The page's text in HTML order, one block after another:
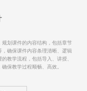
规划课件的内容结构，包括章节
，确保课件内容条理清晰、逻辑
教学流程，包括导入、讲授、
保教学过程顺畅、高效。